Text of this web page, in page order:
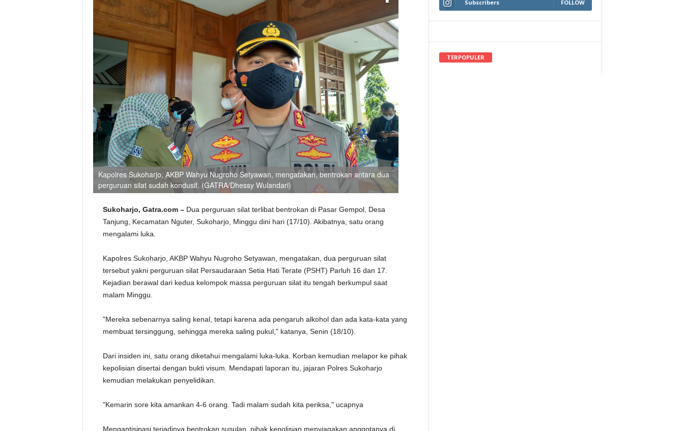
Kapolres Sukoharjo, AKBP Wahyu Nugroho Setyawan, mengatakan, bentrokan antara dua
perguruan silat sudah kondusif. (GATRA/Dhessy Wulandari)
Sukoharjo, Gatra.com –‎ Dua perguruan silat terlibat bentrokan di Pasar Gempol, Desa
Tanjung, Kecamatan Nguter, Sukoharjo, Minggu dini hari (17/10). Akibatnya, satu orang
mengalami luka.
Kapolres Sukoharjo, AKBP Wahyu Nugroho Setyawan, mengatakan, dua perguruan silat
tersebut yakni perguruan silat Persaudaraan Setia Hati Terate (PSHT) Parluh 16 dan 17.
Kejadian berawal dari kedua kelompok massa perguruan silat itu tengah berkumpul saat
malam Minggu.
"Mereka sebenarnya saling kenal, tetapi karena ada pengaruh alkohol dan ada kata-kata yang
membuat tersinggung, sehingga mereka saling pukul," katanya, Senin (18/10).
Dari insiden ini, satu orang diketahui mengalami luka-luka. Korban kemudian melapor ke pihak
kepolisian disertai dengan bukti visum. Mendapati laporan itu, jajaran Polres Sukoharjo
kemudian melakukan penyelidikan.
"Kemarin sore kita amankan 4-6 orang. Tadi malam sudah kita periksa," ucapnya
Mengantisipasi terjadinya bentrokan susulan, pihak kepolisian menyiagakan anggotanya di
Subscribers FOLLOW